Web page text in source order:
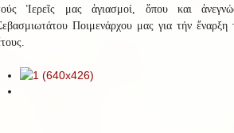
Ἱερεῖς μας ἁγιασμοί, ὅπου και
Ποιμενάρχου μας για τήν ἔναρξη